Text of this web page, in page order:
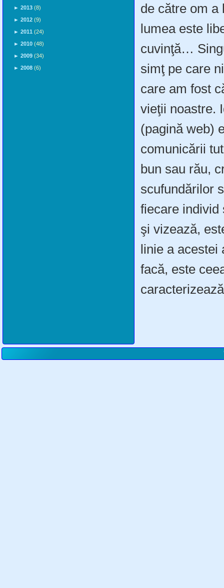
► 2013 (8)
► 2012 (9)
► 2011 (24)
► 2010 (48)
► 2009 (34)
► 2008 (6)
de către om a
lumea este
cuvinţă…
simţ pe care
care am fost
vieţii noastre.
(pagină web)
comunicării
bun sau rău,
scufundărilor
fiecare individ
şi vizează,
linie a acestei
facă, este